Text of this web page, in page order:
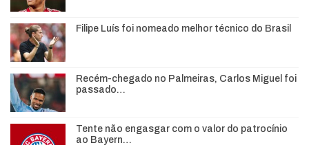
Filipe Luís foi nomeado melhor técnico do Brasil
Recém-chegado no Palmeiras, Carlos Miguel foi
passado…
Tente não engasgar com o valor do patrocínio
ao Bayern…